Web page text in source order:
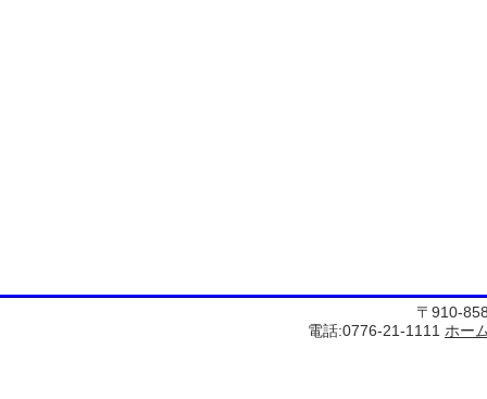
〒910-
電話:0776-21-1111 ホー